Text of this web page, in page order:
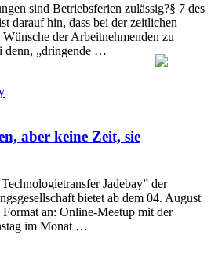
sind Betriebsferien zulässig?§ 7 des
darauf hin, dass bei der zeitlichen
der Arbeitnehmenden zu
denn, „dringende …
aber keine Zeit, sie
Jadebay” der
bietet ab dem 04. August
Format an: Online-Meetup mit der
im Monat …